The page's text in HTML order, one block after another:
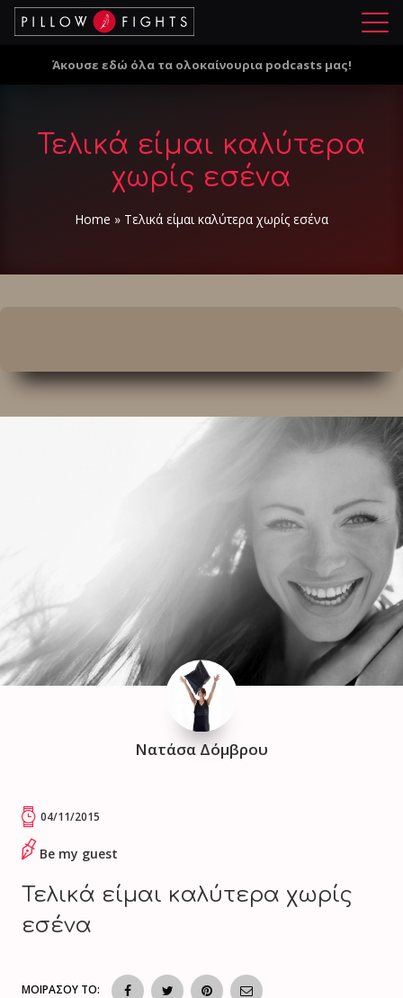
Μ
ο
Άκουσε εδώ όλα τα ολοκαίνουρια podcasts μας!
Τελικά είμαι καλύτερα
χωρίς εσένα
Home » Τελικά είμαι καλύτερα χωρίς εσένα
Νατάσα Δόμβρου
04/11/2015
Be my guest
Τελικά είμαι καλύτερα χωρίς
εσένα
ΜΟΙΡΑΣΟΥ ΤΟ: